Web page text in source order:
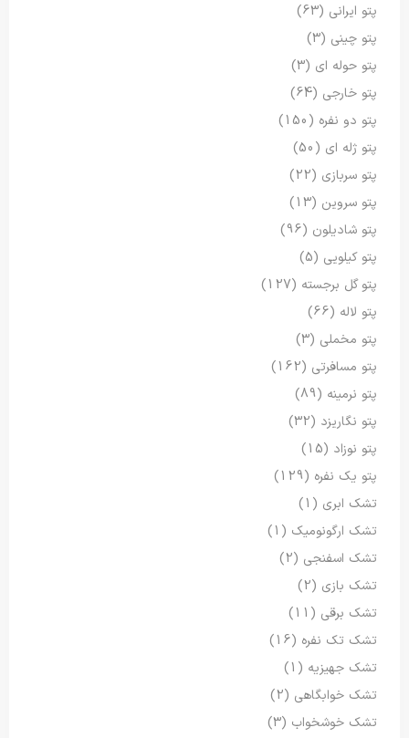
پتو ایرانی (63)
پتو چینی (3)
پتو حوله ای (3)
پتو خارجی (64)
پتو دو نفره (150)
پتو ژله ای (50)
پتو سربازی (22)
پتو سروین (13)
پتو شادیلون (96)
پتو کیلویی (5)
پتو گل برجسته (127)
پتو لاله (66)
پتو مخملی (3)
پتو مسافرتی (162)
پتو نرمینه (89)
پتو نگاریزد (32)
پتو نوزاد (15)
پتو یک نفره (129)
تشک ابری (1)
تشک ارگونومیک (1)
تشک اسفنجی (2)
تشک بازی (2)
تشک برقی (11)
تشک تک نفره (16)
تشک جهیزیه (1)
تشک خوابگاهی (2)
تشک خوشخواب (3)